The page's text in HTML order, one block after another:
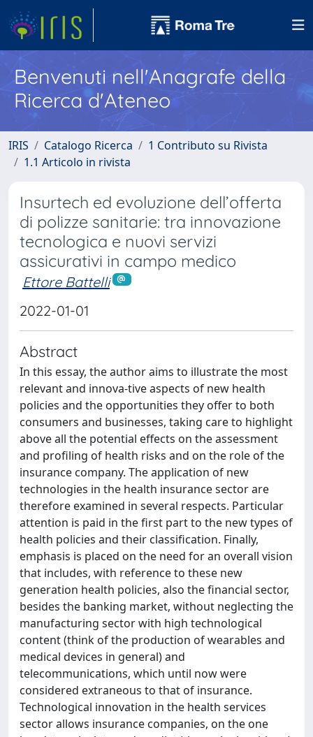
Benvenuti nell'Anagrafe della
Ricerca d'Ateneo
IRIS Catalogo Ricerca
1 Contributo su Rivista
1.1 Articolo in rivista
Insurtech ed evoluzione dell’offerta
di polizze sanitarie: tra innovazione
tecnologica e nuovi servizi
assicurativi in campo medico
Ettore Battelli
2022-01-01
Abstract
In this essay, the author aims to illustrate the most
relevant and innova-tive aspects of new health
policies and the opportunities they offer to both
consumers and businesses, taking care to highlight
above all the potential effects on the assessment
and profiling of health risks and on the role of the
insurance company. The application of new
technologies in the health insurance sector are
therefore examined in several respects. Particular
attention is paid in the first part to the new types of
health policies and their classification. Finally,
emphasis is placed on the need for an overall vision
that includes, with reference to these new
generation health policies, also the financial sector,
besides the banking market, without neglecting the
manufacturing sector with high technological
content (think of the production of wearables and
medical devices in general) and
telecommunications, which until now were
considered extraneous to that of insurance.
Technological innovation in the health services
sector allows insurance companies, on the one